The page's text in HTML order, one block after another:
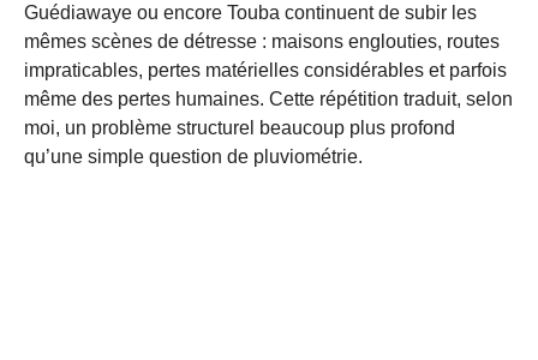
Guédiawaye ou encore Touba continuent de subir les
mêmes scènes de détresse : maisons englouties, routes
impraticables, pertes matérielles considérables et parfois
même des pertes humaines. Cette répétition traduit, selon
moi, un problème structurel beaucoup plus profond
qu’une simple question de pluviométrie.